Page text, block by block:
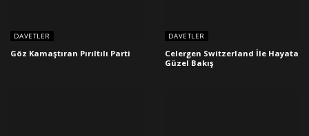
DAVETLER
Göz Kamaştıran Pırıltılı Parti
DAVETLER
Celergen Switzerland İle Hayata
Güzel Bakış